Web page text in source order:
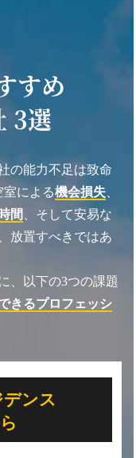
すめ
3選
の能力不足は致命
による機会損失、
間
、そして安易な
放置すべきではあ
、以下の3つの課題
きるプロフェッシ
ンス